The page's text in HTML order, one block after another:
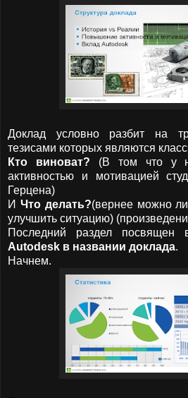
Доклад условно разбит на
тезисами которых являются
Кто виноват? (В том что у
активностью и мотивацией
Герцена)
И Что делать?(вернее можно ли
улучшить ситуацию)
Последний раздел посвящен
Autodesk в названии доклада.
Начнем.